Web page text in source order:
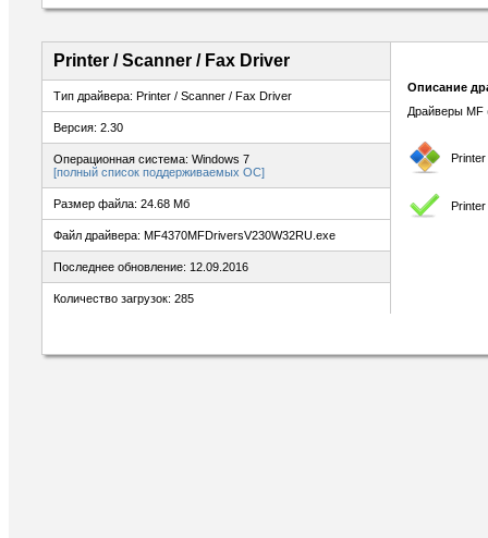
Printer / Scanner / Fax Driver
Тип драйвера: Printer / Scanner / Fax Driver
Версия: 2.30
Операционная система: Windows 7
[полный список поддерживаемых ОС]
Размер файла: 24.68 Мб
Файл драйвера: MF4370MFDriversV230W32RU.exe
Последнее обновление: 12.09.2016
Количество загрузок: 285
Описание
Драйверы MF